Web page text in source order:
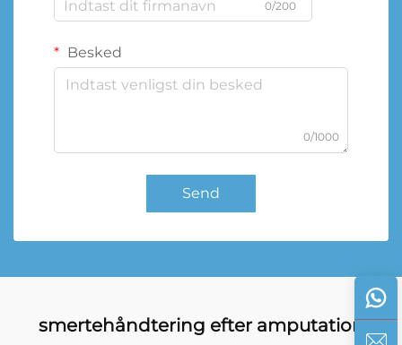
0/200
Besked
0/1000
Send
smertehåndtering efter amputation